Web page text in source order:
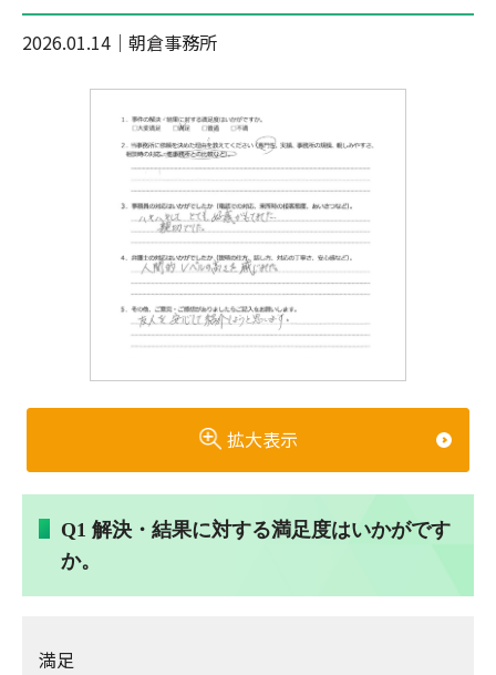
2026.01.14 ｜ 朝倉事務所
拡大表示
Q1 解決・結果に対する満足度はいかがです
か。
満足